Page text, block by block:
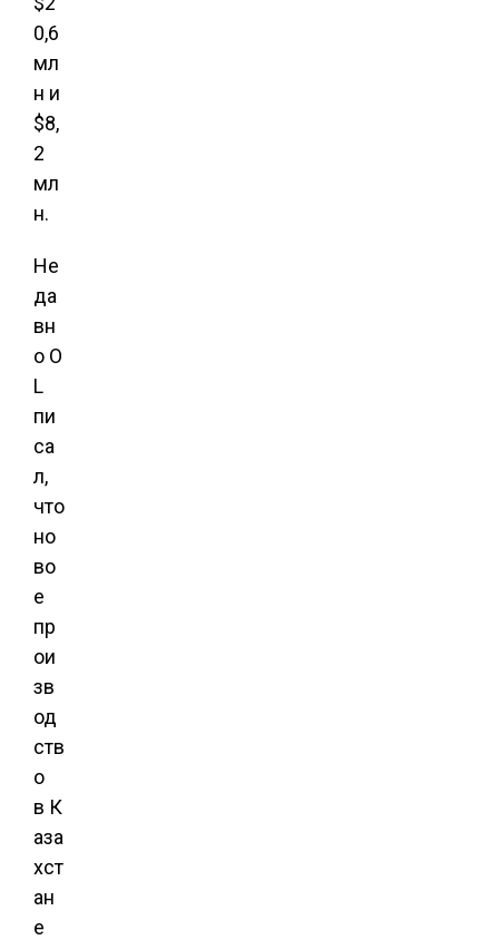
0,6
мл
н и
$8,
2
мл
н.
Не
да
вн
о O
L
пи
са
л,
что
но
во
е
пр
ои
зв
од
ств
о
в К
аза
хст
ан
е